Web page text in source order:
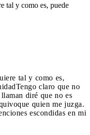
tal y como es, puede
tal y como es,
Tengo claro que no
diré que no es
quien me juzga.
escondidas en mi